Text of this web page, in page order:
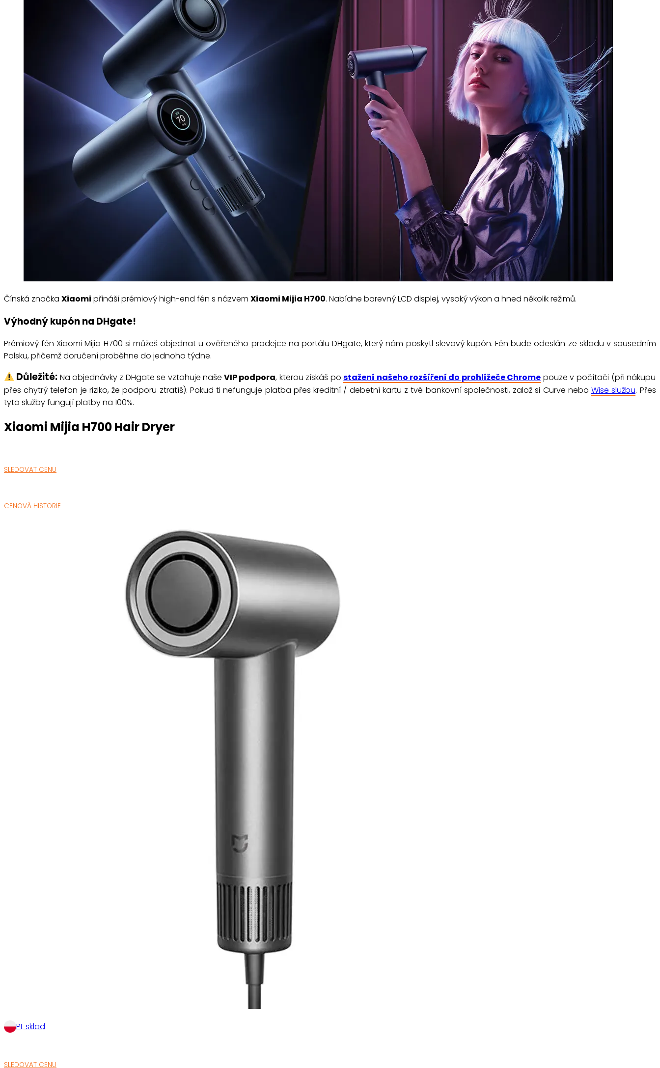
Čínská značka Xiaomi přináší prémiový high-end fén s názvem Xiaomi Mijia H700. Nabídne barevný LCD displej, vysoký výkon a hned několik režimů.
Výhodný kupón na DHgate!
Prémiový fén Xiaomi Mijia H700 si můžeš objednat u ověřeného prodejce na portálu DHgate, který nám poskytl slevový kupón. Fén bude odeslán ze skladu v sousedním
Polsku, přičemž doručení proběhne do jednoho týdne.
Důležité: Na objednávky z DHgate se vztahuje našeVIP podpora, kterou získáš postažení našeho rozšíření do prohlížeče Chrome pouze v počítači (při nákupu
přes chytrý telefon je riziko, že podporu ztratíš). Pokud ti nefunguje platba přes kreditní / debetní kartu z tvé bankovní společnosti, založ si Curve nebo Wise službu. Přes
tyto služby fungují platby na 100%.
Xiaomi Mijia H700 Hair Dryer
SLEDOVAT CENU
CENOVÁ HISTORIE
PL sklad
SLEDOVAT CENU